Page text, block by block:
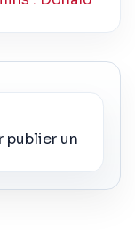
publier un